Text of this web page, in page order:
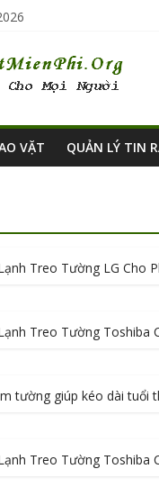
VẶT QUẢN LÝ TIN
Treo Tường LG Cho
Treo Tường Toshiba
tường giúp kéo dài tuổi
Treo Tường Toshiba